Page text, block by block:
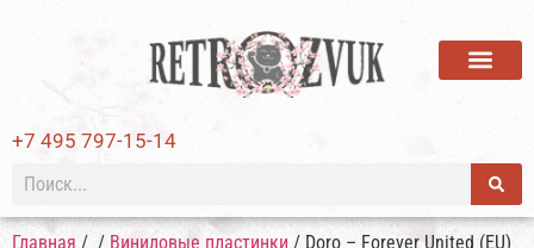
+7 495 797-15-14
Главная / / Виниловые пластинки / Doro – Forever United (EU)